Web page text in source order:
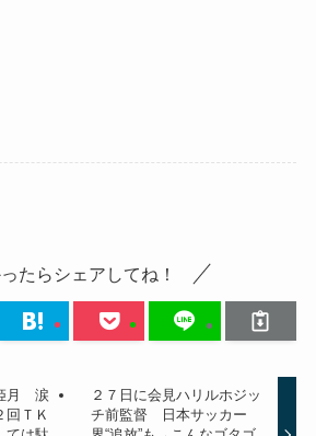
たらシェアしてね！
月 涙
回ＴＫ
２７日に会見ハリルホジッ
チ前監督 日本サッカー